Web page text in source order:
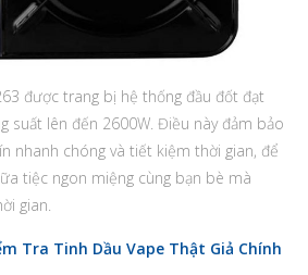
được trang bị hệ thống đầu đốt đạt
suất lên đến 2600W. Điều này đảm bảo
nhanh chóng và tiết kiệm thời gian, để
tiệc ngon miệng cùng bạn bè mà
gian.
Tra Tinh Dầu Vape Thật Giả Chính